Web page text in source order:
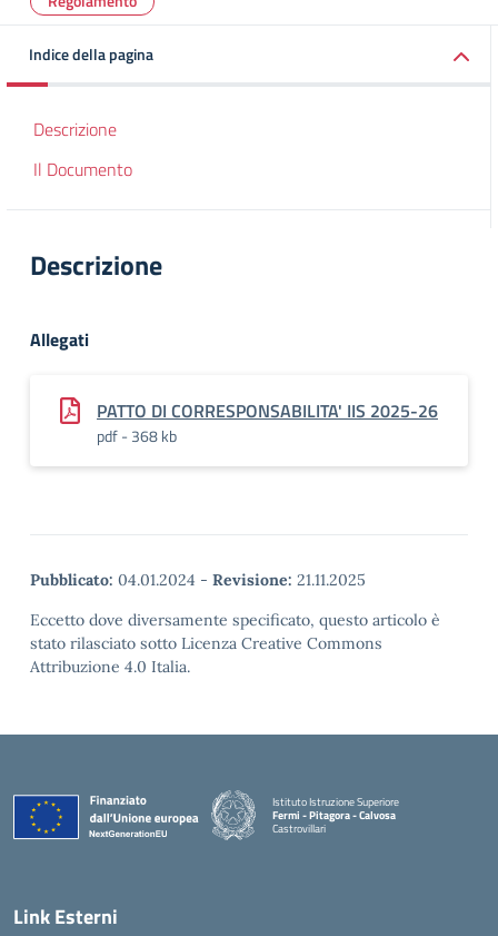
Indice della pagina
Descrizione
Il Documento
Descrizione
Allegati
PATTO DI CORRESPONSABILITA' IIS 2025-26
pdf - 368 kb
Pubblicato: 04.01.2024 - Revisione: 21.11.2025
Eccetto dove diversamente specificato, questo articolo è
stato rilasciato sotto Licenza Creative Commons
Attribuzione 4.0 Italia.
Istituto Istruzione Superiore
Fermi - Pitagora - Calvosa
Castrovillari
Link Esterni